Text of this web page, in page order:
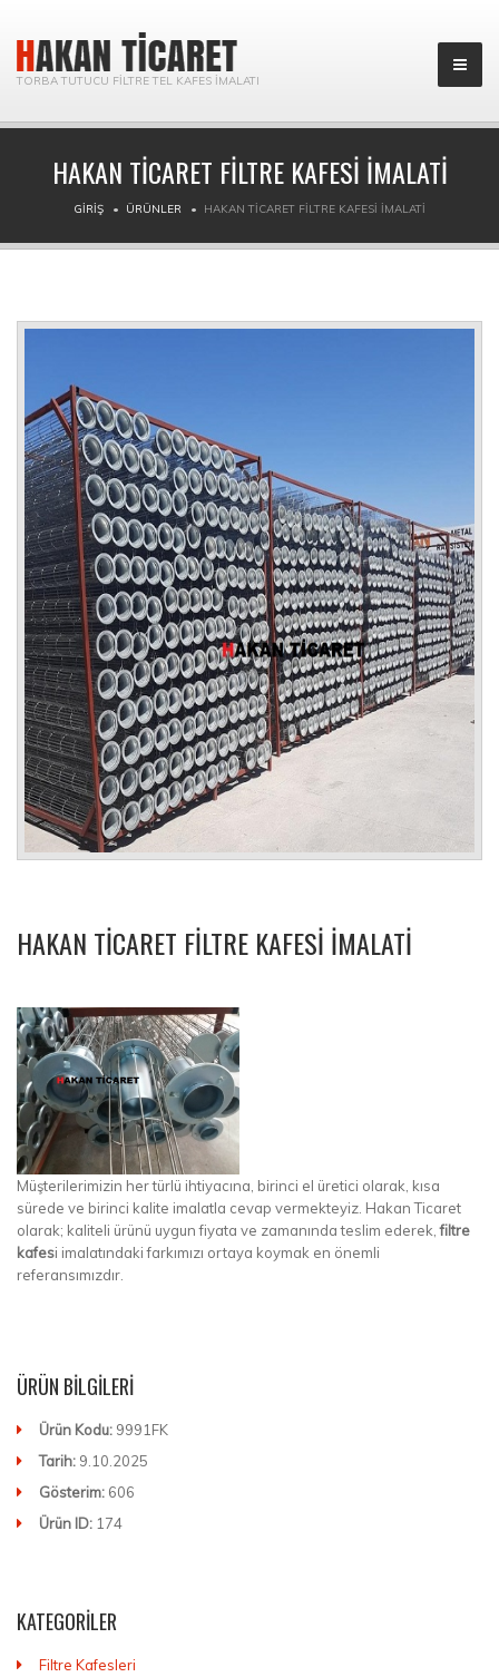
TORBA TUTUCU FILTRE TEL KAFES İMALATI
HAKAN TICARET FILTRE KAFESI IMALATI
GIRIŞ ÜRÜNLER HAKAN TICARET FILTRE KAFESI IMALATI
HAKAN TICARET FILTRE KAFESI IMALATI
Müşterilerimizin her türlü ihtiyacına, birinci el üretici olarak, kısa
sürede ve birinci kalite imalatla cevap vermekteyiz. Hakan Ticaret
olarak; kaliteli ürünü uygun fiyata ve zamanında teslim ederek,filtre
kafesi imalatındaki farkımızı ortaya koymak en önemli
referansımızdır.
ÜRÜN BILGILERI
Ürün Kodu: 9991FK
Tarih: 9.10.2025
Gösterim: 606
Ürün ID: 174
KATEGORILER
Filtre Kafesleri